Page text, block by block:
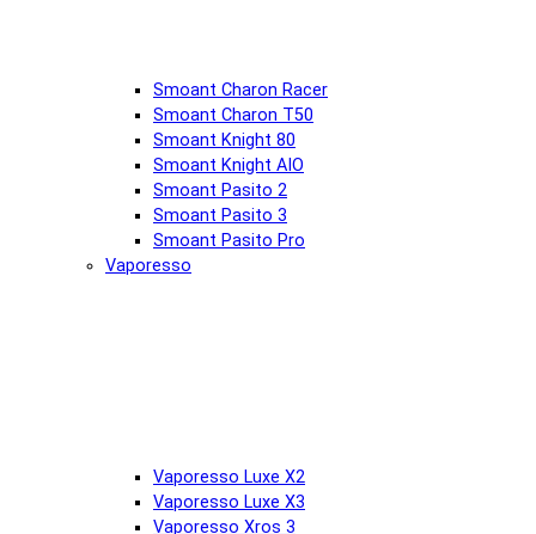
Smoant Charon Racer
Smoant Charon T50
Smoant Knight 80
Smoant Knight AIO
Smoant Pasito 2
Smoant Pasito 3
Smoant Pasito Pro
Vaporesso
Vaporesso Luxe X2
Vaporesso Luxe X3
Vaporesso Xros 3